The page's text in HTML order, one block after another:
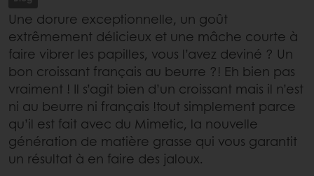
Une dorure exceptionnelle, un goût
extrêmement délicieux et une mâche courte à
faire vibrer les papilles, vous l’avez deviné ? Un
bon croissant français au beurre ?! Eh bien pas
vraiment ! Il s’agit bien d’un croissant mais il n’est
ni au beurre ni français !tout simplement parce
qu’il est fait avec du Mimetic, la nouvelle
génération de matière grasse qui vous garantit
un résultat à en faire des jaloux.